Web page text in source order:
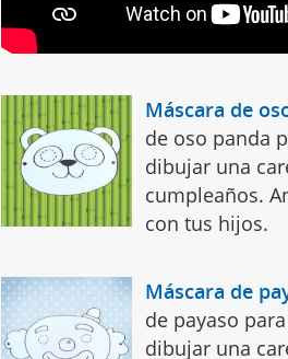
Máscara de
de oso panda
dibujar una
cumpleaños.
con tus hijos.
Máscara de
de payaso
dibujar una